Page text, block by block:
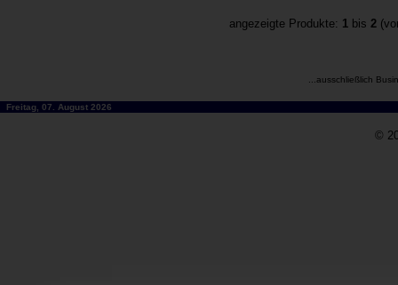
angezeigte Produkte: 1 bis 2
...ausschließlich
Freitag, 07. August 2026
©